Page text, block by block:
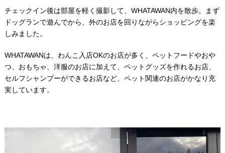
チェックイン後は部屋を軽く撮影して、WHATAWAN内を散歩。まず
ドッグランで遊んでから、外のお店を回りながらショッピングを楽
しみました。
WHATAWANは、わんこ入店OKのお店が多く、ペットフードやおや
つ、おもちゃ、洋服のお店に加えて、ペットグッズを作れるお店、
セルフシャンプーができるお店など、ペット関連のお店がかなり充
実しています。